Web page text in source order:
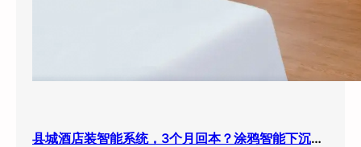
县城酒店装智能系统，3个月回本？涂鸦智能下沉市场打法曝光